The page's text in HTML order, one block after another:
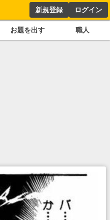
新規登録 ログイン
お題を出す 職人